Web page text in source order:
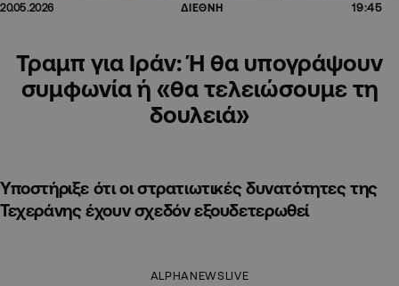
20.05.2026 ΔΙΕΘΝΗ 19:45
Τραμπ για Ιράν: Ή θα υπογράψουν
συμφωνία ή «θα τελειώσουμε τη
δουλειά»
Υποστήριξε ότι οι στρατιωτικές δυνατότητες της
Τεχεράνης έχουν σχεδόν εξουδετερωθεί
ALPHANEWSLIVE